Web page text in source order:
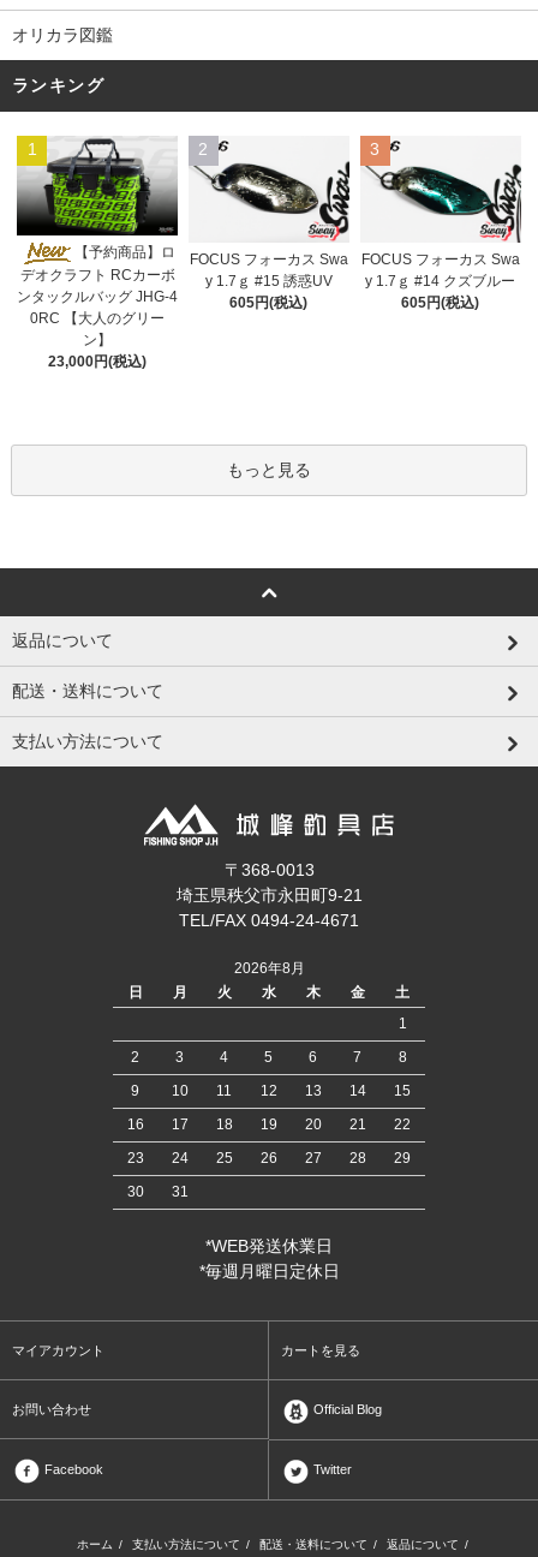
オリカラ図鑑
ランキング
1
【予約商品】ロ
デオクラフト RCカーボ
ンタックルバッグ JHG-4
0RC 【大人のグリー
ン】
23,000円(税込)
2
FOCUS フォーカス Swa
y 1.7ｇ #15 誘惑UV
605円(税込)
3
FOCUS フォーカス Swa
y 1.7ｇ #14 クズブルー
605円(税込)
もっと見る
返品について
配送・送料について
支払い方法について
〒368-0013
埼玉県秩父市永田町9-21
TEL/FAX 0494-24-4671
2026年8月
日
月 火 水 木 金
土
1
2
3 4 5 6 7
8
9
10 11 12 13 14
15
16
17 18 19 20 21
22
23
24 25 26 27 28
29
30
31
*WEB発送休業日
*毎週月曜日定休日
マイアカウント カートを見る
お問い合わせ Official Blog
Facebook Twitter
ホーム / 支払い方法について / 配送・送料について / 返品について /